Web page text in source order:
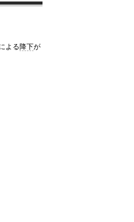
よる降下が